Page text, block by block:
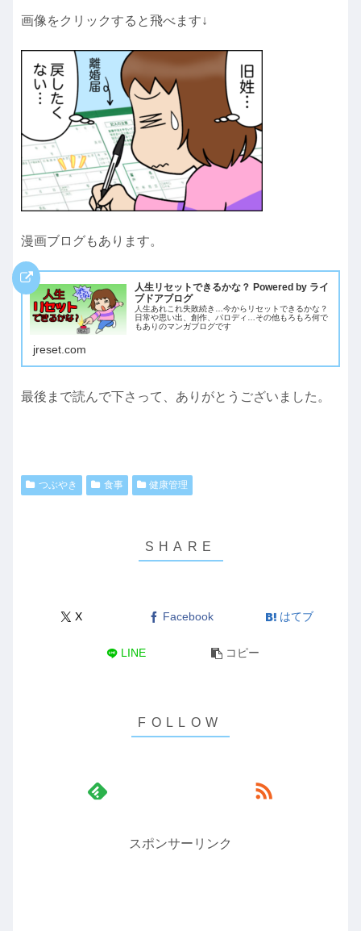
画像をクリックすると飛べます↓
漫画ブログもあります。
人生リセットできるかな？ Powered by ライ
ブドアブログ
人生あれこれ失敗続き…今からリセットできるかな？
日常や思い出、創作、パロディ…その他もろもろ何で
もありのマンガブログです
jreset.com
最後まで読んで下さって、ありがとうございました。
つぶやき 食事 健康管理
X Facebook はてブ
LINE コピー
スポンサーリンク